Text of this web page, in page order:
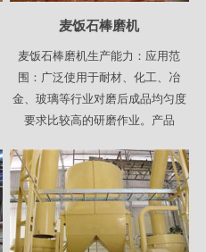
麦饭石棒磨机
麦饭石棒磨机生产能力：应用范
围：广泛使用于耐材、化工、冶
金、玻璃等行业对磨后成品均匀度
要求比较高的研磨作业。产品